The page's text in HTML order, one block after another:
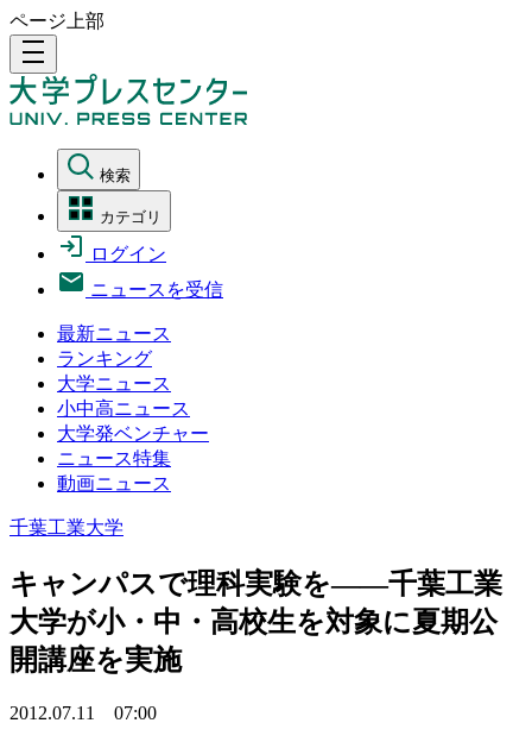
ページ上部
density_medium
検索
カテゴリ
ログイン
ニュースを受信
最新ニュース
ランキング
大学ニュース
小中高ニュース
大学発ベンチャー
ニュース特集
動画ニュース
千葉工業大学
キャンパスで理科実験を――千葉工業
大学が小・中・高校生を対象に夏期公
開講座を実施
2012.07.11 07:00